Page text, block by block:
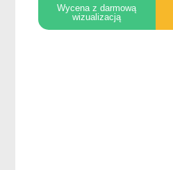
Wycena z darmową
wizualizacją